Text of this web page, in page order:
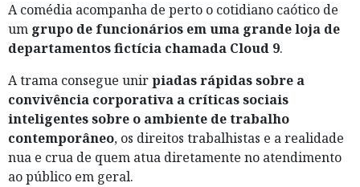
A comédia acompanha de perto o cotidiano caótico de
um grupo de funcionários em uma grande loja de
departamentos fictícia chamada Cloud 9.
A trama consegue unirpiadas rápidas sobre a
convivência corporativa a críticas sociais
inteligentes sobre o ambiente de trabalho
contemporâneo, os direitos trabalhistas e a realidade
nua e crua de quem atua diretamente no atendimento
ao público em geral.